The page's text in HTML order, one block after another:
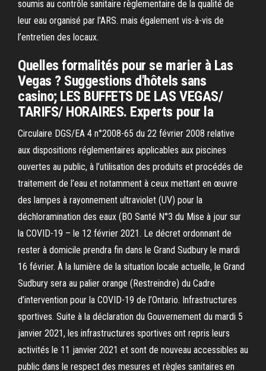
soumis au contrôle sanitaire règlementaire de la qualité de
leur eau organisé par l'ARS. mais également vis-à-vis de
l’entretien des locaux.
Quelles formalités pour se marier à Las
Vegas ? Suggestions d'hôtels sans
casino; LES BUFFETS DE LAS VEGAS/
TARIFS/ HORAIRES. Experts pour la
Circulaire DGS/EA 4 n°2008-65 du 22 février 2008 relative
aux dispositions réglementaires applicables aux piscines
ouvertes au public, à l’utilisation des produits et procédés de
traitement de l’eau et notamment à ceux mettant en œuvre
des lampes à rayonnement ultraviolet (UV) pour la
déchloramination des eaux (BO Santé N°3 du Mise à jour sur
la COVID-19 – le 12 février 2021. Le décret ordonnant de
rester à domicile prendra fin dans le Grand Sudbury le mardi
16 février. À la lumière de la situation locale actuelle, le Grand
Sudbury sera au palier orange (Restreindre) du Cadre
d’intervention pour la COVID-19 de l’Ontario. Infrastructures
sportives. Suite à la déclaration du Gouvernement du mardi 5
janvier 2021, les infrastructures sportives ont repris leurs
activités le 11 janvier 2021 et sont de nouveau accessibles au
public dans le respect des mesures et règles sanitaires en